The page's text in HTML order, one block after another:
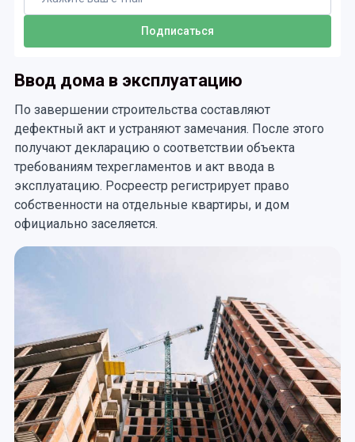
Ввод дома в эксплуатацию
По завершении строительства составляют
дефектный акт и устраняют замечания. После этого
получают декларацию о соответствии объекта
требованиям техрегламентов и акт ввода в
эксплуатацию. Росреестр регистрирует право
собственности на отдельные квартиры, и дом
официально заселяется.